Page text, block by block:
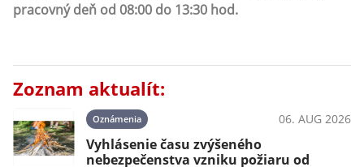
pracovný deň od 08:00 do 13:30 hod.
Zoznam aktualít:
Oznámenia 06. AUG 2026
Vyhlásenie času zvýšeného
nebezpečenstva vzniku požiaru od